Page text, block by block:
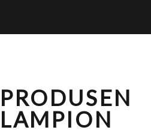
PRODUSEN
LAMPION